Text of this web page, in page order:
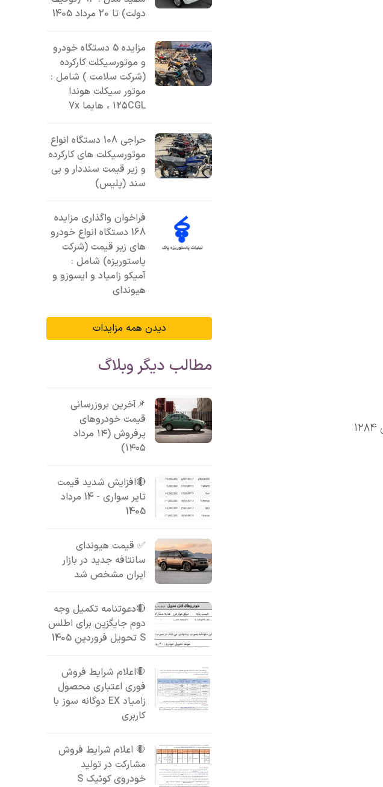
دولت) تا 20 مرداد 1405
مزایده 5 دستگاه خودرو
و موتورسیکلت کارکرده
(شرکت سلامت ) شامل :
موتور سیکلت هوندا
۱۲۵CGL ، هایما 7x
حراجی 108 دستگاه انواع
موتورسیکلت های کارکرده
و زیر قیمت سنددار و بی
سند (پلیس)
فراخوان واگذاری مزایده
168 دستگاه انواع خودرو
های زیر قیمت (شرکت
پاستوریزه) شامل :
آمیکو زامیاد و ایسوزو و
هیوندای
دیدن همه مزایدات
مطالب دیگر وبلاگ
📌آخرین بروزرسانی
قیمت خودروهای
پرفروش (۱۴ مرداد
۱۴۰۵)
🔴افزایش شدید قیمت
تایر سواری - 14 مرداد
1405
✅ قیمت هیوندای
سانتافه جدید در بازار
ایران مشخص شد
🔴دعوتنامه تکمیل وجه
دوم جایگزین برای اطلس
S تحویل فروردین 1405
🛑اعلام شرایط فروش
فوری اعتباری محصول
زامیاد EX دوگانه سوز با
کاربری
🛑 اعلام شرایط فروش
مشارکت در تولید
خودروی کوئیک S